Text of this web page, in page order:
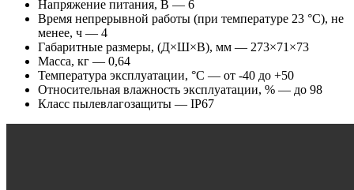
Напряжение питания, В — 6
Время непрерывной работы (при температуре 23 °С), не
менее, ч — 4
Габаритные размеры, (Д×Ш×В), мм — 273×71×73
Масса, кг — 0,64
Температура эксплуатации, °С — от -40 до +50
Относительная влажность эксплуатации, % — до 98
Класс пылевлагозащиты — IP67